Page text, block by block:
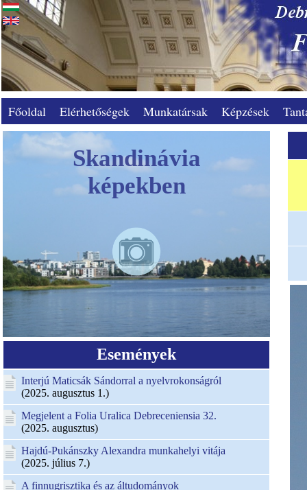
Főoldal Elérhetőségek Munkatársak Képzések
Skandinávia
képekben
Események
Interjú Maticsák Sándorral a nyelvrokonságról
(2025. augusztus 1.)
Megjelent a Folia Uralica Debreceniensia 32.
(2025. augusztus)
Hajdú-Pukánszky Alexandra munkahelyi vitája
(2025. július 7.)
A finnugrisztika és az áltudományok